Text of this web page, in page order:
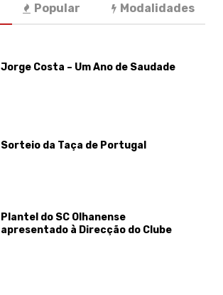
Popular Modalidades
Jorge Costa – Um Ano de Saudade
Sorteio da Taça de Portugal
Plantel do SC Olhanense
apresentado à Direcção do Clube